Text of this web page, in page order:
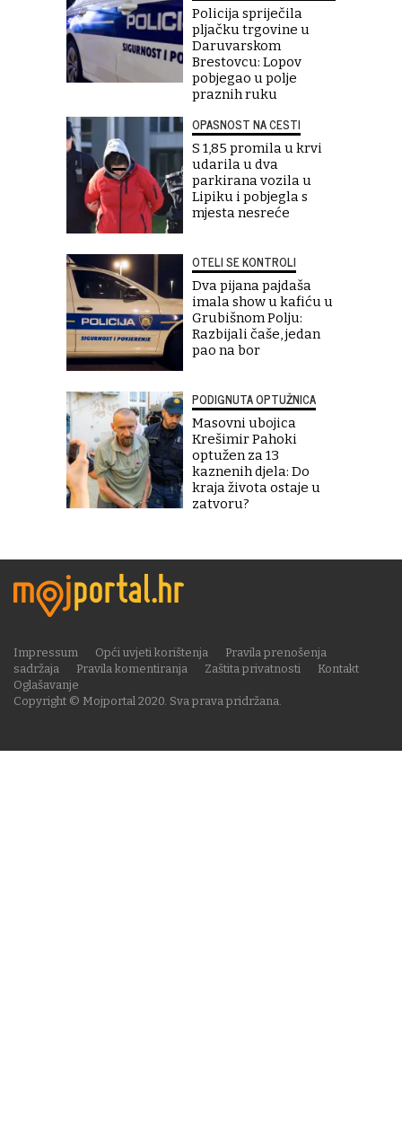
Policija spriječila
pljačku trgovine u
Daruvarskom
Brestovcu: Lopov
pobjegao u polje
praznih ruku
OPASNOST NA CESTI
S 1,85 promila u krvi
udarila u dva
parkirana vozila u
Lipiku i pobjegla s
mjesta nesreće
OTELI SE KONTROLI
Dva pijana pajdaša
imala show u kafiću u
Grubišnom Polju:
Razbijali čaše, jedan
pao na bor
PODIGNUTA OPTUŽNICA
Masovni ubojica
Krešimir Pahoki
optužen za 13
kaznenih djela: Do
kraja života ostaje u
zatvoru?
Copyright © Mojportal 2020. Sva prava pridržana.
Impressum Opći uvjeti korištenja
Pravila prenošenja
sadržaja
Pravila komentiranja Zaštita privatnosti
Kontakt
Oglašavanje